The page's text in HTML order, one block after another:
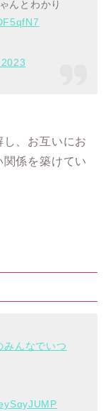
んとわかり
、お互いにお
係を築けてい
みんなでいつ